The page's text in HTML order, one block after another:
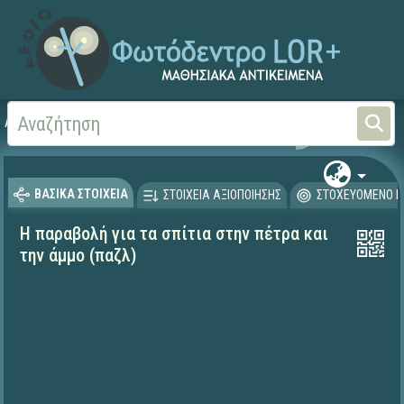
Αρχική Καινή
ΒΑΣΙΚΑ ΣΤΟΙΧΕΙΑ ΣΤΟΙΧΕΙΑ ΑΞΙΟΠΟΙΗΣΗΣ ΣΤΟΧΕΥΟΜΕΝΟ
Η παραβολή για τα σπίτια στην πέτρα και
την άμμο (παζλ)